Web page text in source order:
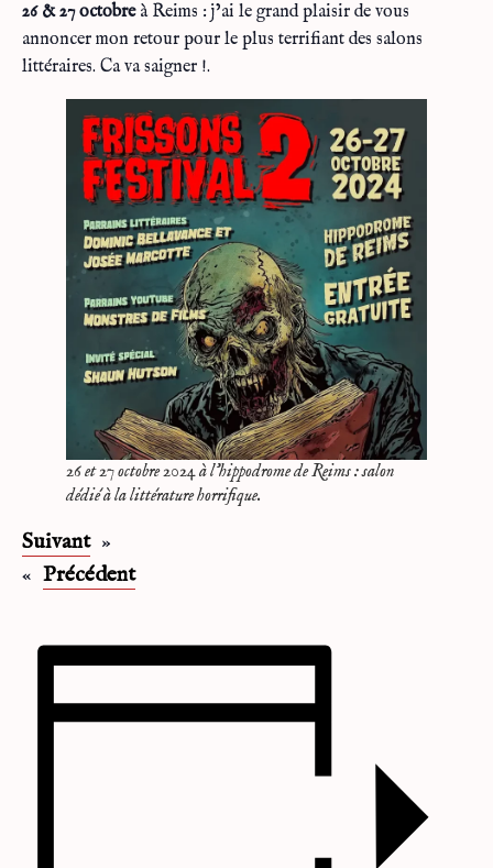
26 & 27 octobreà Reims : j’ai le grand plaisir de vous
annoncer mon retour pour le plus terrifiant des salons
littéraires. Ca va saigner !.
26 et 27 octobre 2024 à l’hippodrome de Reims : salon
dédié à la littérature horrifique.
Suivant »
« Précédent